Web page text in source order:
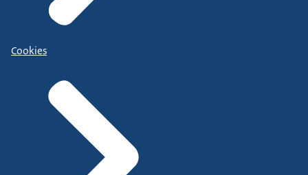
Cookies